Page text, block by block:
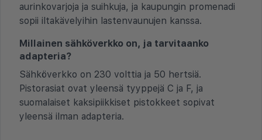
aurinkovarjoja ja suihkuja, ja kaupungin promenadi
sopii iltakävelyihin lastenvaunujen kanssa.
Millainen sähköverkko on, ja tarvitaanko
adapteria?
Sähköverkko on 230 volttia ja 50 hertsiä.
Pistorasiat ovat yleensä tyyppejä C ja F, ja
suomalaiset kaksipiikkiset pistokkeet sopivat
yleensä ilman adapteria.